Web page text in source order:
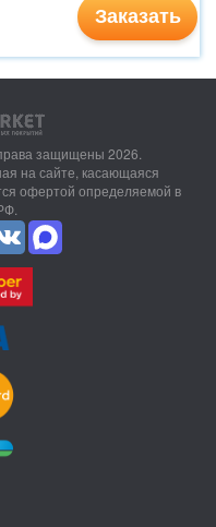
Заказать
защищены 2026.
на сайте, касающаяся
офертой определяемой в